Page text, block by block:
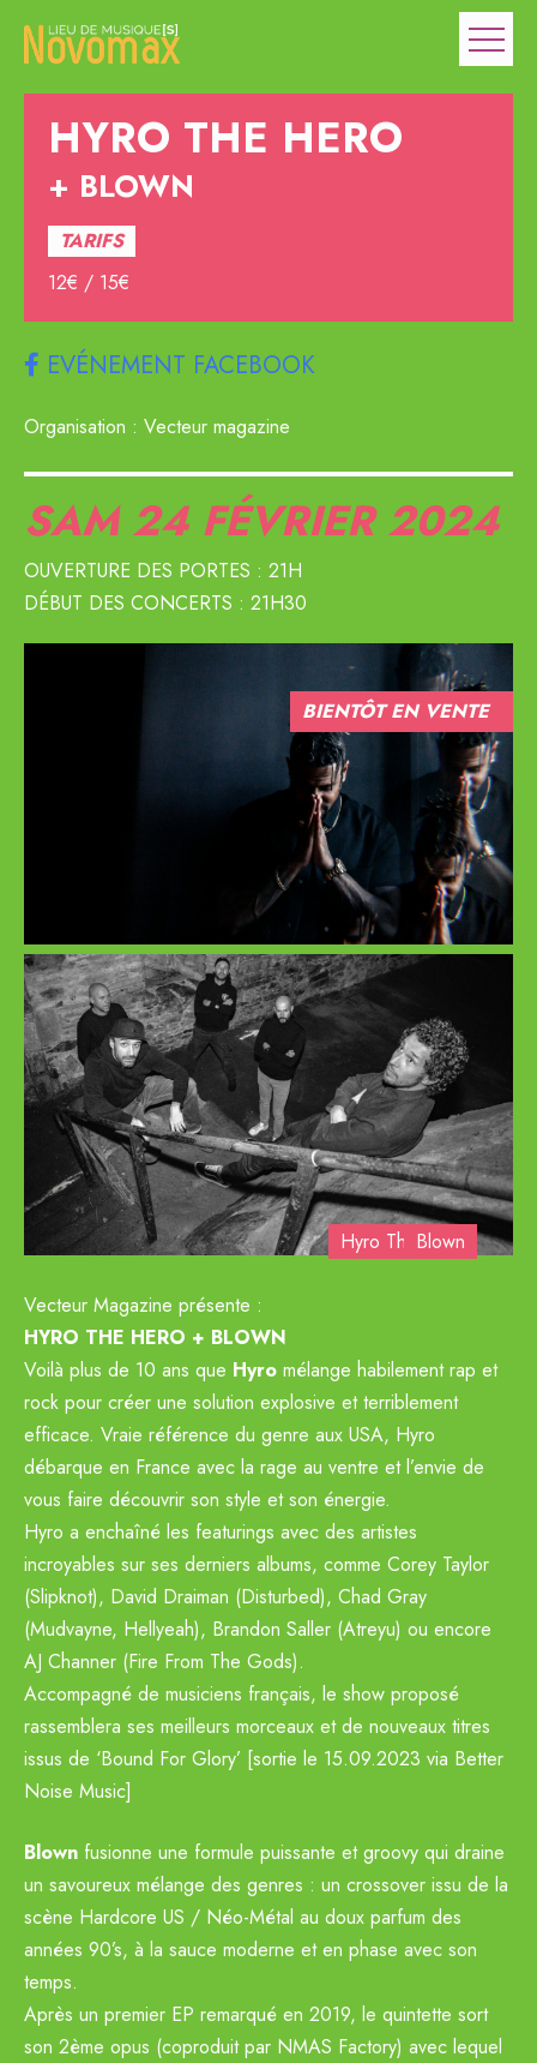
HYRO THE HERO
BLOWN
TARIFS
12€ / 15€
EVÉNEMENT FACEBOOK
Organisation : Vecteur magazine
SAM 24FÉVRIER 2024
OUVERTURE DES PORTES : 21H
DÉBUT DES CONCERTS : 21H30
BIENTÔT EN VENTE
Hyro The Hero
Blown
Vecteur Magazine présente :
HYRO THE HERO + BLOWN
Voilà plus de 10 ans que Hyro mélange habilement rap et
rock pour créer une solution explosive et terriblement
efficace. Vraie référence du genre aux USA, Hyro
débarque en France avec la rage au ventre et l’envie de
vous faire découvrir son style et son énergie.
Hyro a enchaîné les featurings avec des artistes
incroyables sur ses derniers albums, comme Corey Taylor
(Slipknot), David Draiman (Disturbed), Chad Gray
(Mudvayne, Hellyeah), Brandon Saller (Atreyu) ou encore
AJ Channer (Fire From The Gods).
Accompagné de musiciens français, le show proposé
rassemblera ses meilleurs morceaux et de nouveaux titres
issus de ‘Bound For Glory’ [sortie le 15.09.2023 via Better
Noise Music]
Blown fusionne une formule puissante et groovy qui draine
un savoureux mélange des genres : un crossover issu de la
scène Hardcore US / Néo-Métal au doux parfum des
années 90’s, à la sauce moderne et en phase avec son
temps.
Après un premier EP remarqué en 2019, le quintette sort
son 2ème opus (coproduit par NMAS Factory) avec lequel